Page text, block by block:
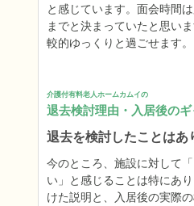
と感じています。面会時間
までと決まっていたと思い
較的ゆっくりと過ごせます。
介護付有料老人ホームカムイの
退去検討理由・入居後の
退去を検討したことはあ
今のところ、施設に対して
い」と感じることは特にあ
けた説明と、入居後の実際